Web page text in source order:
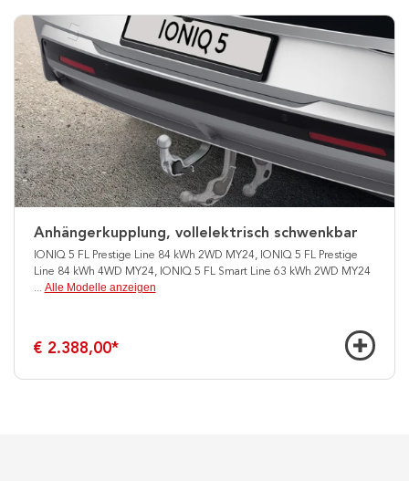
Anhängerkupplung, vollelektrisch schwenkbar
IONIQ 5 FL Prestige Line 84 kWh 2WD MY24, IONIQ 5 FL Prestige
Line 84 kWh 4WD MY24, IONIQ 5 FL Smart Line 63 kWh 2WD MY24
... Alle Modelle anzeigen
€ 2.388,00*